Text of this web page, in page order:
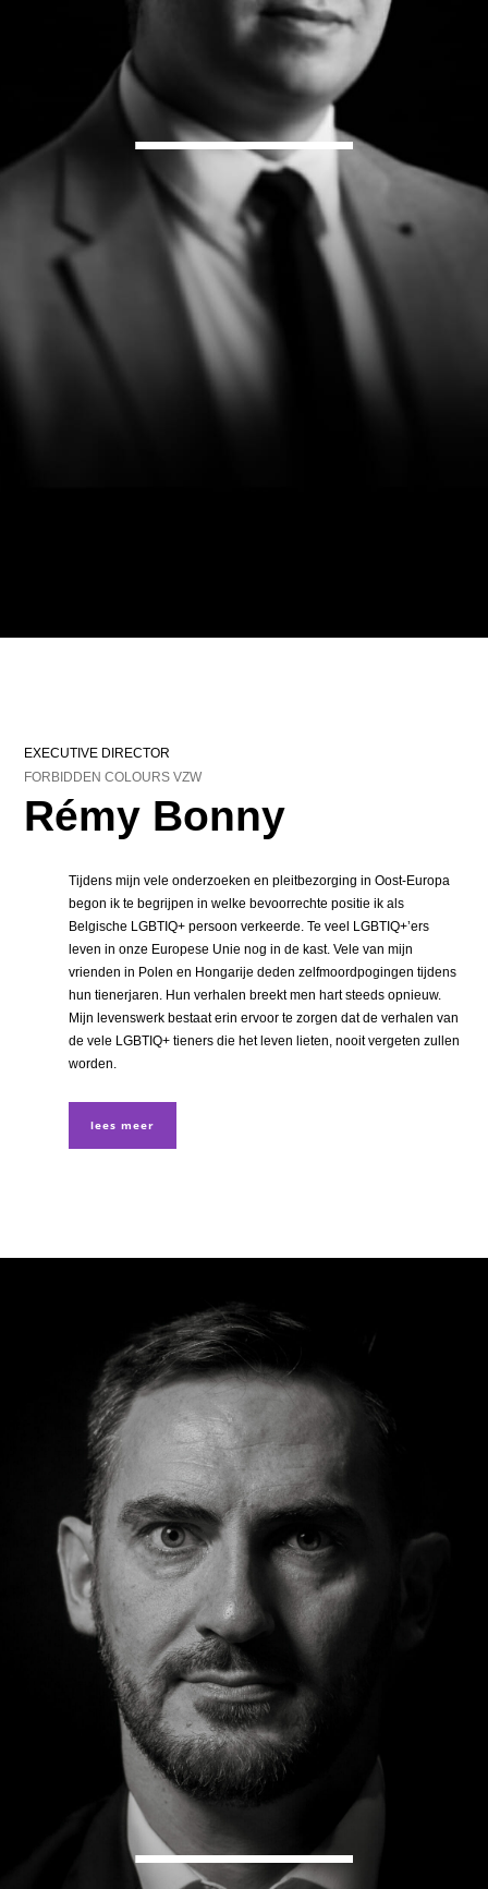
EXECUTIVE DIRECTOR
FORBIDDEN COLOURS VZW
Rémy Bonny
Tijdens mijn vele onderzoeken en pleitbezorging in Oost-Europa
begon ik te begrijpen in welke bevoorrechte positie ik als
Belgische LGBTIQ+ persoon verkeerde. Te veel LGBTIQ+’ers
leven in onze Europese Unie nog in de kast. Vele van mijn
vrienden in Polen en Hongarije deden zelfmoordpogingen tijdens
hun tienerjaren. Hun verhalen breekt men hart steeds opnieuw.
Mijn levenswerk bestaat erin ervoor te zorgen dat de verhalen van
de vele LGBTIQ+ tieners die het leven lieten, nooit vergeten zullen
worden.
lees meer